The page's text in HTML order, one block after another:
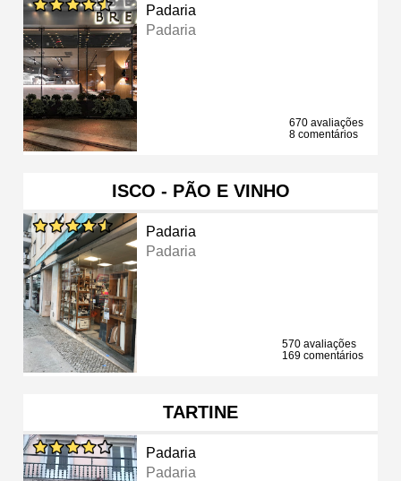
Padaria
Padaria
670 avaliações
8 comentários
ISCO - PÃO E VINHO
Padaria
Padaria
570 avaliações
169 comentários
TARTINE
Padaria
Padaria